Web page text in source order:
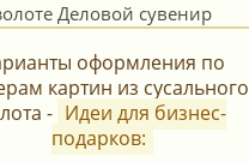
оформления по
картин из сусального
- Идеи для бизнес-
подарков: